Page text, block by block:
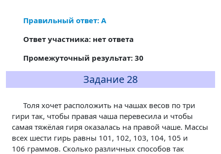
Правильный ответ: А
Ответ участника: нет ответа
Промежуточный результат: 30
Задание 28
Толя хочет расположить на чашах весов по три
гири так, чтобы правая чаша перевесила и чтобы
самая тяжёлая гиря оказалась на правой чаше. Массы
всех шести гирь равны 101, 102, 103, 104, 105 и
106 граммов. Сколько различных способов так